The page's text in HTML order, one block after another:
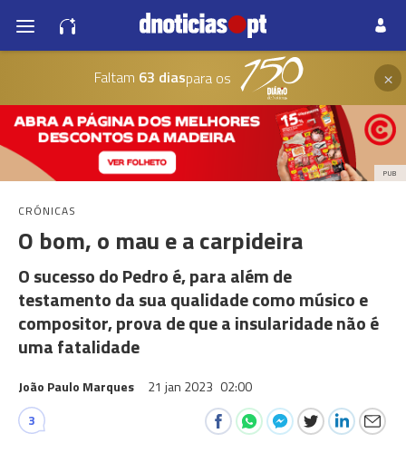
Faltam 63 diaspara os ×
PUB
CRÓNICAS
O bom, o mau e a carpideira
O sucesso do Pedro é, para além de
testamento da sua qualidade como músico e
compositor, prova de que a insularidade não é
uma fatalidade
João Paulo Marques 21 jan 2023 02:00
3